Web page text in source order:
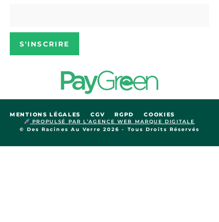
S'INSCRIRE
© Des Racines Au Verre 2026 - Tous Droits Réservés
PROPULSÉ PAR L’AGENCE WEB MARQUE DIGITALE
MENTIONS LÉGALES CGV RGPD COOKIES